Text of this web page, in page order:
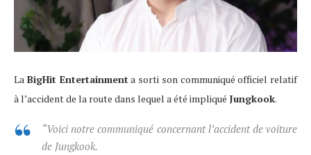
La BigHit Entertainment a sorti son communiqué officiel relatif
à l’accident de la route dans lequel a été impliqué Jungkook.
“Voici notre communiqué concernant l’accident de voiture
de Jungkook.